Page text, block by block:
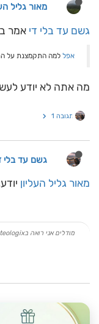
מאור גליל
גשם עד בלי די אמר ב
אפל למה התקמצנת על
מה אתה לא יודע
תגובה 1
גשם עד בלי
מאור גליל העליון
מודלים אני רואה בmeteologix